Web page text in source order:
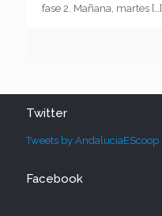
fase 2. Mañana, martes […]
Twitter
Tweets by AndaluciaEScoop
Facebook